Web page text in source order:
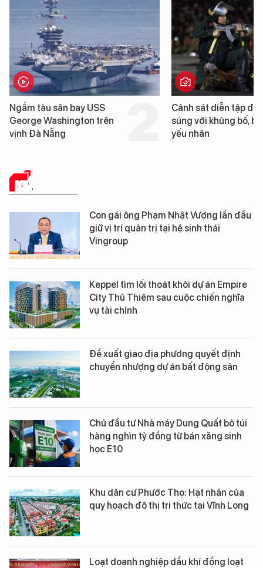
Cảnh sát diễn tập đấu
súng với khủng bố, bảo vệ
yếu nhân
Cận cảnh chiến hạm
tống tàu sân bay USS
George Washington
KINH TẾ SỐ
Con gái ông Phạm Nhật Vượng lần đầu
giữ vị trí quản trị tại hệ sinh thái
Vingroup
Keppel tìm lối thoát khỏi dự án Empire
City Thủ Thiêm sau cuộc chiến nghĩa
vụ tài chính
Đề xuất giao địa phương quyết định
chuyển nhượng dự án bất động sản
Chủ đầu tư Nhà máy Dung Quất bỏ túi
hàng nghìn tỷ đồng từ bán xăng sinh
học E10
Khu dân cư Phước Thọ: Hạt nhân của
quy hoạch đô thị tri thức tại Vĩnh Long
Loạt doanh nghiệp dầu khí đồng loạt